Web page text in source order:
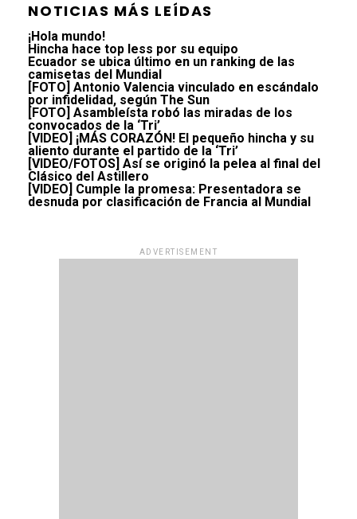
NOTICIAS MÁS LEÍDAS
¡Hola mundo!
Hincha hace top less por su equipo
Ecuador se ubica último en un ranking de las
camisetas del Mundial
[FOTO] Antonio Valencia vinculado en escándalo
por infidelidad, según The Sun
[FOTO] Asambleísta robó las miradas de los
convocados de la ‘Tri’
[VIDEO] ¡MÁS CORAZÓN! El pequeño hincha y su
aliento durante el partido de la ‘Tri’
[VIDEO/FOTOS] Así se originó la pelea al final del
Clásico del Astillero
[VIDEO] Cumple la promesa: Presentadora se
desnuda por clasificación de Francia al Mundial
ADVERTISEMENT